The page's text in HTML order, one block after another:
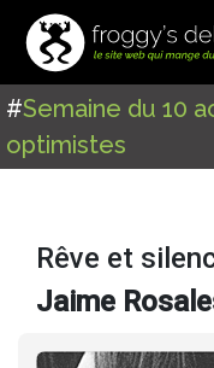
#Semaine du 10
optimistes
Rêve et
Jaime